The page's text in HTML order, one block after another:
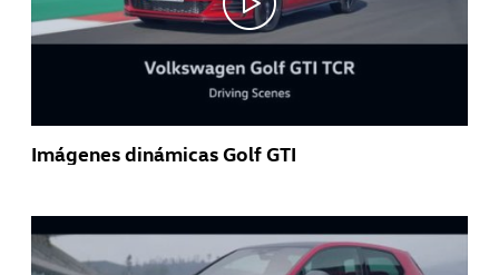
Imágenes dinámicas Golf GTI